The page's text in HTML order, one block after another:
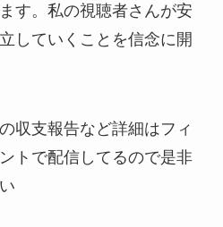
す。私の視聴者さんが安
していくことを信念に開
収支報告など詳細はフィ
トで配信してるので是非